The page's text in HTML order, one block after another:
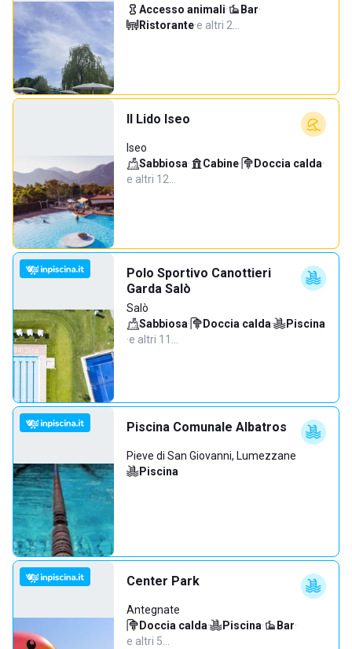
Accesso animali· Bar·
Ristorante·e altri 2…
Il Lido Iseo
Iseo
Sabbiosa· Cabine· Doccia calda·
e altri 12…
Polo Sportivo Canottieri
Garda Salò
Salò
Sabbiosa· Doccia calda·
Piscina
·e altri 11…
Piscina Comunale Albatros
Pieve di San Giovanni, Lumezzane
Piscina
Center Park
Antegnate
Doccia calda· Piscina· Bar·
e altri 5…